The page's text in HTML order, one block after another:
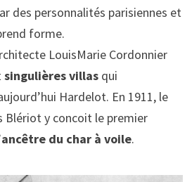
des personnalités parisiennes et
forme.
LouisMarie Cordonnier
singulières villasqui
Hardelot. En 1911, le
Blériot y concoit le premier
ancêtre du char à voile.